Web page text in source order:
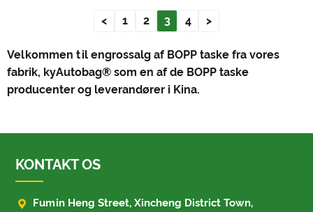
< 1 2 3 4 >
Velkommen til engrossalg af BOPP taske fra vores
fabrik, kyAutobag® som en af ​​de BOPP taske
producenter og leverandører i Kina.
KONTAKT OS

Fumin Heng Street, Xincheng District Town,